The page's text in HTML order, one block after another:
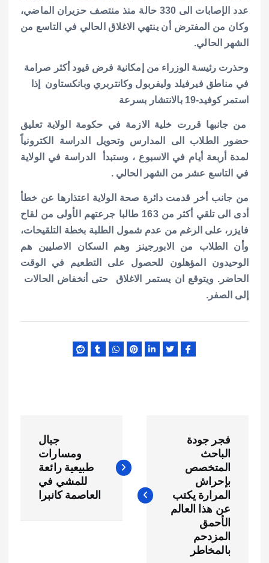
عدد الإصابات الى 330 حالة منذ منتصف حزيران الماضي،
وكان من المفترض أن ينتهي الاغلاق الحالي في التاسع من
الشهر الحالي.
وحذرت رئيسة الوزراء من إمكانية فرض قيود أكثر صرامة
في مناطق فيرفيلد وليفربول وكانتربري وبانكستاون إذا
استمر كوفيد-19 بالانتشار بسرعة
من جانبها قررت خلية الازمة في حكومة الولاية تعليق
حضور الطلاب الى المدارس وتحويل الدراسة الكترونياً
لمدة أربعة أيام في الاسبوع ، وستبدأ الدراسة في الولاية
في التاسع عشر من الشهر الحالي .
من جانب أخر قدمت دائرة صحة الولاية اعتذارها عن خطأ
أدى الى تلقي أكثر من 163 طالبا جرعتهم الأولى من لقاح
فايزر، على الرغم من عدم شمول الطلبة بخطة التلقيحات،
وأن الطلاب من الابورجينز وهم السكان الاصليين هم
الوحيدون المؤهلون للحصول على التطعيم في الوقت
الحاضر. ويتوقع ان يستمر الاغلاق حتى أنخفاض الحالات
إلى الصفر.
ص
فجر جودة
الباحث
المتخصص
بإحراش
المرارة يكتب
عن هذا العالم
الأحمق
المزدحم
بالمخاطر
جبال
ومسارات
طبيعية رائعة
للمشي في
العاصمة كانبرا